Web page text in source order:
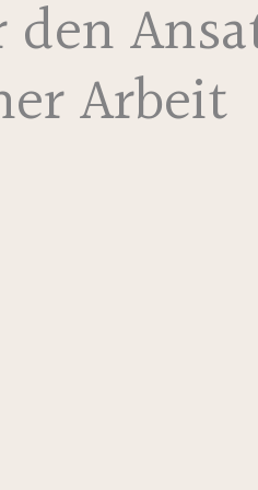
den
Arbeit